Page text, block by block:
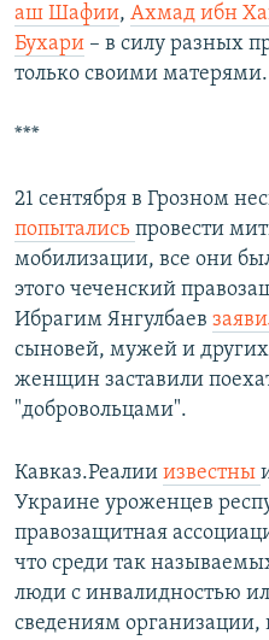
аш Шафии, Ахмад ибн
Бухари – в силу разных
только своими матерями.
***
21 сентября в Грозном
попытались провести
мобилизации, все они
этого чеченский
Ибрагим Янгулбаев
сыновей, мужей и
женщин заставили
"добровольцами".
Кавказ.Реалии известны
Украине уроженцев
правозащитная
что среди так
люди с инвалидностью
сведениям